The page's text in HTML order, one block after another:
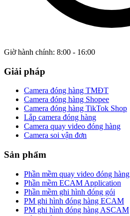
Giờ hành chính: 8:00 - 16:00
Giải pháp
Camera đóng hàng TMĐT
Camera đóng hàng Shopee
Camera đóng hàng TikTok Shop
Lắp camera đóng hàng
Camera quay video đóng hàng
Camera soi vận đơn
Sản phẩm
Phần mềm quay video đóng hàng
Phần mềm ECAM Application
Phần mềm ghi hình đóng gói
PM ghi hình đóng hàng ECAM
PM ghi hình đóng hàng ASCAM